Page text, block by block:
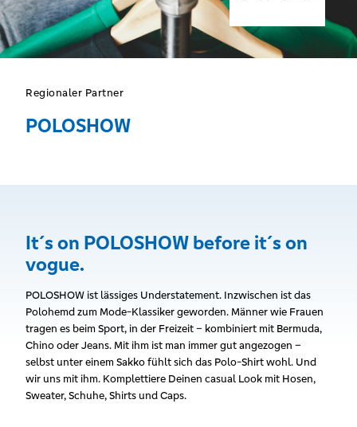
Regionaler Partner
POLOSHOW
It´s on POLOSHOW before it´s on
vogue.
POLOSHOW ist lässiges Understatement. Inzwischen ist das
Polohemd zum Mode-Klassiker geworden. Männer wie Frauen
tragen es beim Sport, in der Freizeit – kombiniert mit Bermuda,
Chino oder Jeans. Mit ihm ist man immer gut angezogen –
selbst unter einem Sakko fühlt sich das Polo-Shirt wohl. Und
wir uns mit ihm. Komplettiere Deinen casual Look mit Hosen,
Sweater, Schuhe, Shirts und Caps.